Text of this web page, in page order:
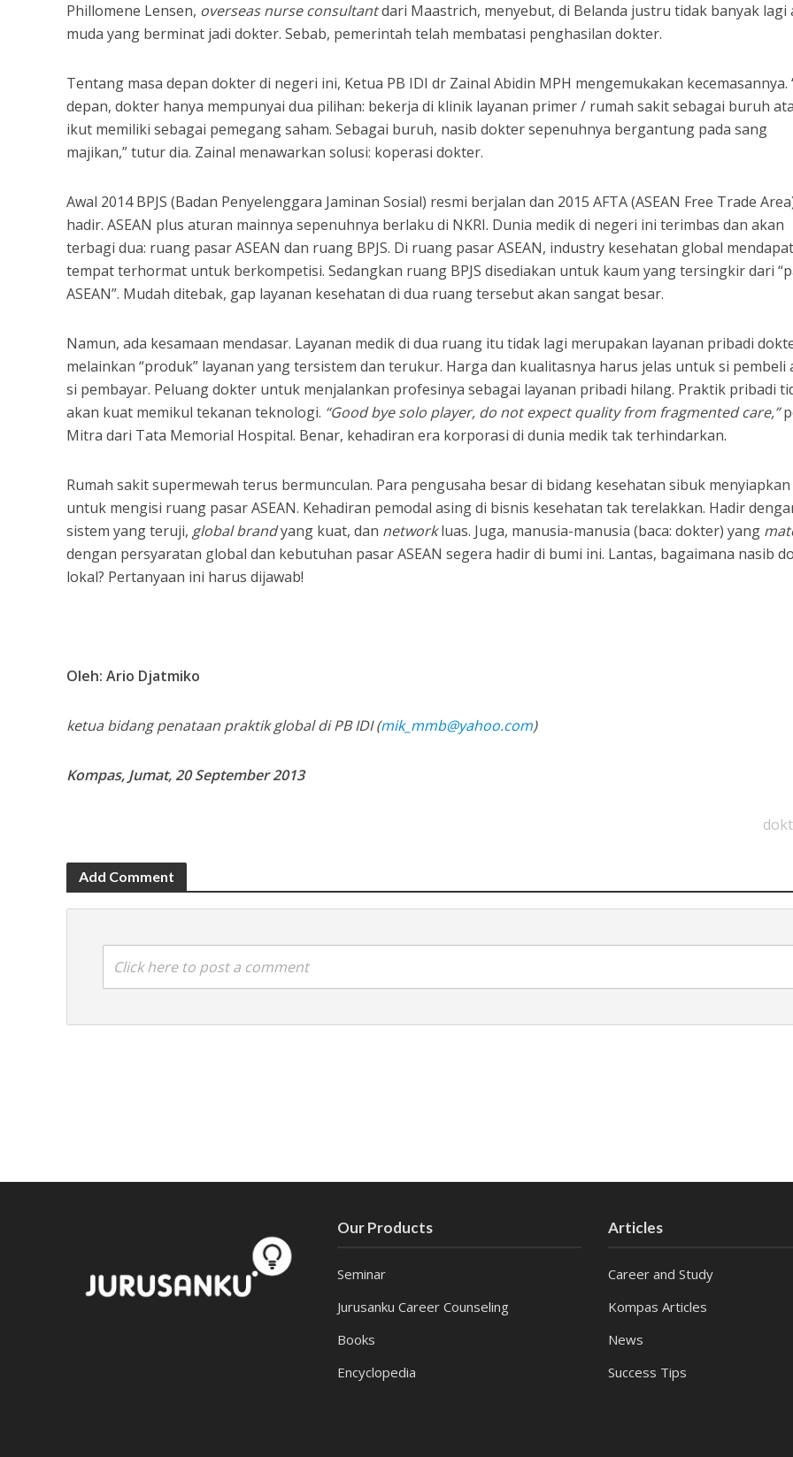
Phillomene Lensen, overseas nurse consultantdari Maastrich, menyebut, di Belanda justru tidak banyak lagi
muda yang berminat jadi dokter. Sebab, pemerintah telah membatasi penghasilan dokter.
Tentang masa depan dokter di negeri ini, Ketua PB IDI dr Zainal Abidin MPH mengemukakan kecemasannya.
depan, dokter hanya mempunyai dua pilihan: bekerja di klinik layanan primer / rumah sakit sebagai buruh
ikut memiliki sebagai pemegang saham. Sebagai buruh, nasib dokter sepenuhnya bergantung pada sang
majikan,” tutur dia. Zainal menawarkan solusi: koperasi dokter.
Awal 2014 BPJS (Badan Penyelenggara Jaminan Sosial) resmi berjalan dan 2015 AFTA (ASEAN Free Trade
hadir. ASEAN plus aturan mainnya sepenuhnya berlaku di NKRI. Dunia medik di negeri ini terimbas dan akan
terbagi dua: ruang pasar ASEAN dan ruang BPJS. Di ruang pasar ASEAN, industry kesehatan global mendapat
tempat terhormat untuk berkompetisi. Sedangkan ruang BPJS disediakan untuk kaum yang tersingkir dari
ASEAN”. Mudah ditebak, gap layanan kesehatan di dua ruang tersebut akan sangat besar.
Namun, ada kesamaan mendasar. Layanan medik di dua ruang itu tidak lagi merupakan layanan pribadi
melainkan “produk” layanan yang tersistem dan terukur. Harga dan kualitasnya harus jelas untuk si pembeli
si pembayar. Peluang dokter untuk menjalankan profesinya sebagai layanan pribadi hilang. Praktik pribadi
akan kuat memikul tekanan teknologi. “Good bye solo player, do not expect quality from fragmented care,”
Mitra dari Tata Memorial Hospital. Benar, kehadiran era korporasi di dunia medik tak terhindarkan.
Rumah sakit supermewah terus bermunculan. Para pengusaha besar di bidang kesehatan sibuk
untuk mengisi ruang pasar ASEAN. Kehadiran pemodal asing di bisnis kesehatan tak terelakkan. Hadir
sistem yang teruji, global brandyang kuat, dan networkluas. Juga, manusia-manusia (baca: dokter) yang
dengan persyaratan global dan kebutuhan pasar ASEAN segera hadir di bumi ini. Lantas, bagaimana nasib
lokal? Pertanyaan ini harus dijawab!
Oleh: Ario Djatmiko
ketua bidang penataan praktik global di PB IDI (mik_mmb@yahoo.com)
Kompas, Jumat, 20 September 2013
Add Comment
Click here to post a comment
Our Products
Seminar
Jurusanku Career Counseling
Books
Encyclopedia
Articles
Career and Study
Kompas Articles
News
Success Tips